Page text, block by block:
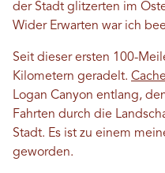
der Stadt glitzerten im
Wider Erwarten war ich
Seit dieser ersten 100-
Kilometern geradelt. Cache
Logan Canyon entlang,
Fahrten durch die
Stadt. Es ist zu einem
geworden.